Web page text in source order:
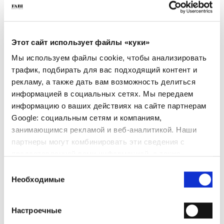
Этот сайт использует файлы «куки»
Мы используем файлы cookie, чтобы анализировать
трафик, подбирать для вас подходящий контент и
рекламу, а также дать вам возможность делиться
информацией в социальных сетях. Мы передаем
информацию о ваших действиях на сайте партнерам
Google: социальным сетям и компаниям,
занимающимся рекламой и веб-аналитикой. Наши
партнеры могут комбинировать эти сведения с
вами их сервисов.
согласия
Необходимые
Настроечные
представляем вам Jesse, оригинальные сникеры Fabi из велюровой
оленьей кожи, навеянные стилем великих чемпионов 30-х годов.
ЦВЕТ: КОРИЧНЕВЫЙ МАТЕРИАЛ: ВЕЛЮРОВАЯ ОЛЕНЬЯ КОЖА
РАЗМЕР Гид по размерам
41 42
43
только 1 Доступна единица
КОЛИЧЕСТВО
+
-